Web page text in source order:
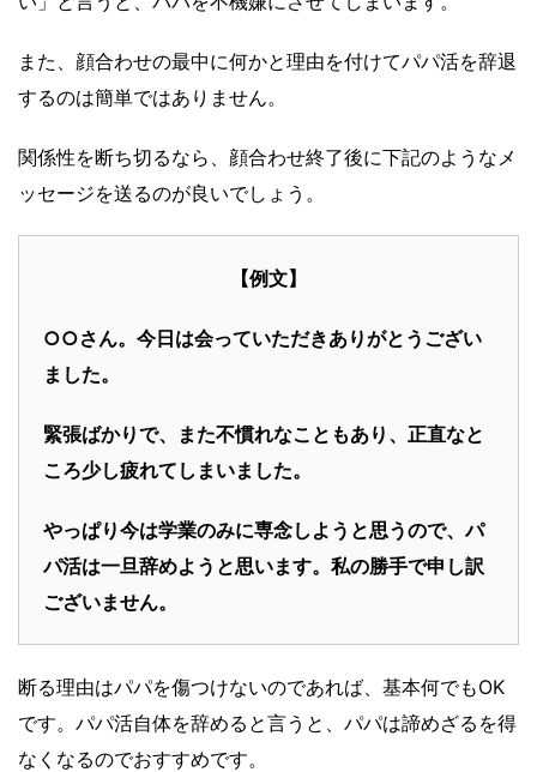
また、顔合わせの最中に何かと理由を付けてパパ活を辞退
するのは簡単ではありません。
関係性を断ち切るなら、顔合わせ終了後に下記のようなメ
ッセージを送るのが良いでしょう。
【例文】
○○さん。今日は会っていただきありがとうござい
ました。
緊張ばかりで、また不慣れなこともあり、正直なと
ころ少し疲れてしまいました。
やっぱり今は学業のみに専念しようと思うので、パ
パ活は一旦辞めようと思います。私の勝手で申し訳
ございません。
断る理由はパパを傷つけないのであれば、基本何でもOK
です。パパ活自体を辞めると言うと、パパは諦めざるを得
なくなるのでおすすめです。